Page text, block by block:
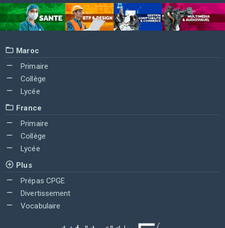
Maroc
Primaire
Collège
Lycée
France
Primaire
Collège
Lycée
Plus
Prépas CPGE
Divertissement
Vocabulaire